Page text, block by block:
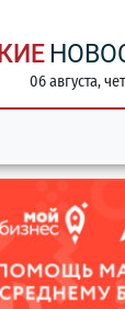
06 августа,